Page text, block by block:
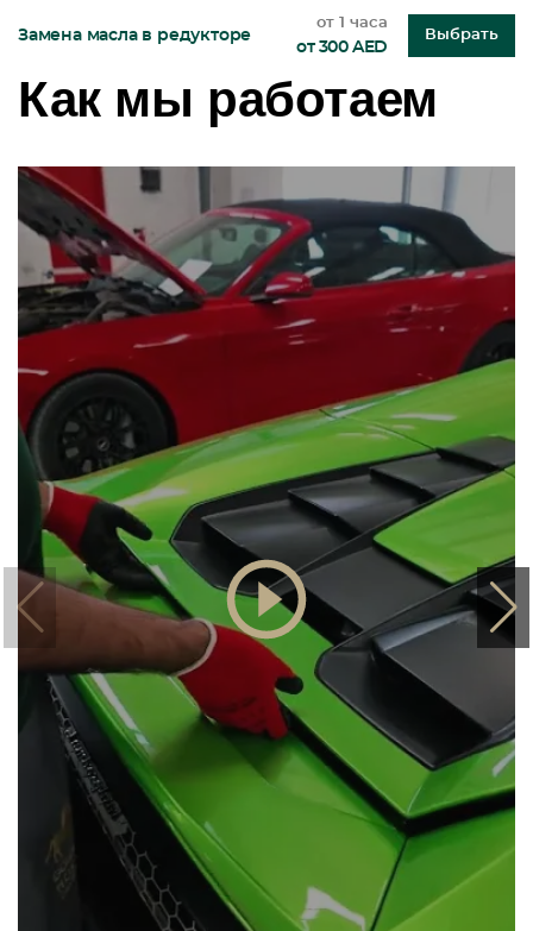
Замена масла в редукторе
от 1 часа
от 300 AED
Выбрать
Как мы работаем